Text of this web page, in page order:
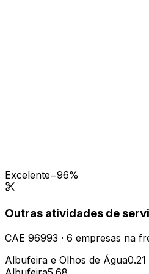
Excelente−96%
Outras atividades de
CAE 96993 · 6 empresas na
Albufeira e Olhos de Água0.21